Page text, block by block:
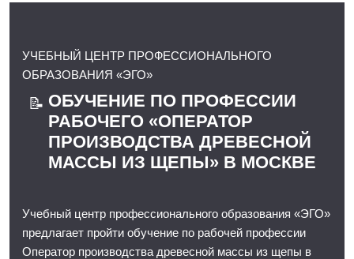
УЧЕБНЫЙ ЦЕНТР ПРОФЕССИОНАЛЬНОГО
ОБРАЗОВАНИЯ «ЭГО»
📝 ОБУЧЕНИЕ ПО ПРОФЕССИИ
РАБОЧЕГО «ОПЕРАТОР
ПРОИЗВОДСТВА ДРЕВЕСНОЙ
МАССЫ ИЗ ЩЕПЫ» В МОСКВЕ
Учебный центр профессионального образования «ЭГО»
предлагает пройти обучение по рабочей профессии
Оператор производства древесной массы из щепы в